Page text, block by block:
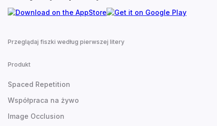
Przeglądaj fiszki według pierwszej litery
Produkt
Spaced Repetition
Współpraca na żywo
Image Occlusion